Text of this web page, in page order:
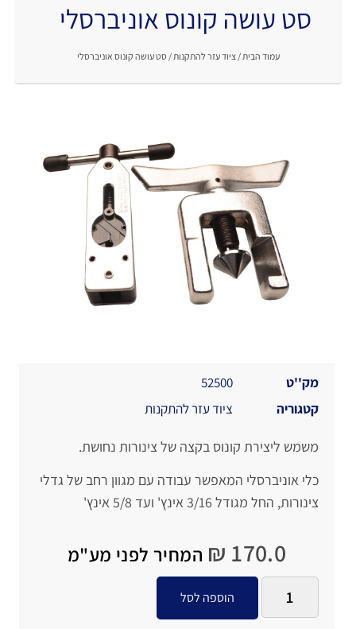
סט עושה קונוס אוניברסלי
עמוד הבית/ציוד עזר להתקנות/ סט עושה קונוס אוניברסלי
.
מק''ט
52500
קטגוריה
ציוד עזר להתקנות
משמש ליצירת קונוס בקצה של צינורות נחושת.
כלי אוניברסלי המאפשר עבודה עם מגוון רחב של גדלי
צינורות, החל מגודל 3/16 אינץ' ועד 5/8 אינץ'
₪ 170.0 המחיר לפני מע"מ
הוספה לסל